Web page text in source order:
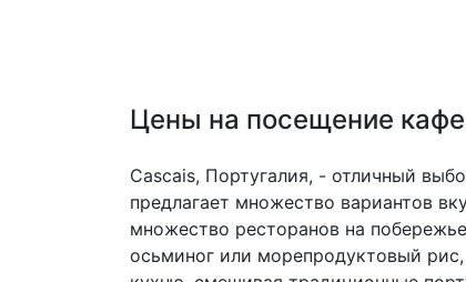
Цены на посещение
Cascais, Португалия, - отличный
предлагает множество вариантов
множество ресторанов на
осьминог или морепродуктовый